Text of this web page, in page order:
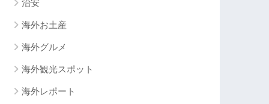
治安
海外お土産
海外グルメ
海外観光スポット
海外レポート